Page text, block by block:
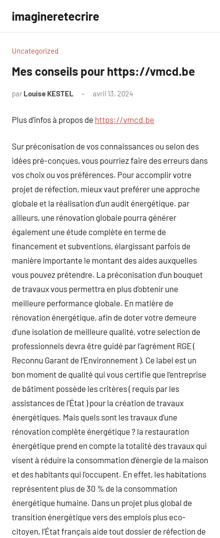
contenu
imagineretecrire
Uncategorized
Mes conseils pour https://vmcd.be
par Louise KESTEL avril 13, 2024
Plus d’infos à propos de https://vmcd.be
Sur préconisation de vos connaissances ou selon des
idées pré-conçues, vous pourriez faire des erreurs dans
vos choix ou vos préférences. Pour accomplir votre
projet de réfection, mieux vaut preférer une approche
globale et la réalisation d’un audit énergétique. par
ailleurs, une rénovation globale pourra générer
également une étude complète en terme de
financement et subventions, élargissant parfois de
manière importante le montant des aides auxquelles
vous pouvez prétendre. La préconisation d’un bouquet
de travaux vous permettra en plus d’obtenir une
meilleure performance globale. En matière de
rénovation énergétique, afin de doter votre demeure
d’une isolation de meilleure qualité, votre selection de
professionnels devra être guidé par l’agrément RGE (
Reconnu Garant de l’Environnement ). Ce label est un
bon moment de qualité qui vous certifie que l’entreprise
de bâtiment possède les critères ( requis par les
assistances de l’État ) pour la création de travaux
énergétiques. Mais quels sont les travaux d’une
rénovation complète énergétique ? la restauration
énergétique prend en compte la totalité des travaux qui
visent à réduire la consommation d’énergie de la maison
et des habitants qui l’occupent. En effet, les habitations
représentent plus de 30 % de la consommation
énergétique humaine. Dans un projet plus global de
transition énergétique vers des emplois plus eco-
citoyen, l’État français aide tout dossier de réfection de